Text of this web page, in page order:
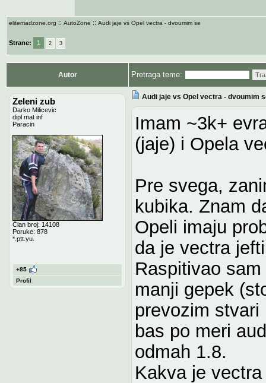
elitemadzone.org :: AutoZone :: Audi jaje vs Opel vectra - dvoumim se
Strane: 1 2 3
Autor Pretraga teme:
Zeleni zub
Darko Milicevic
dipl mat inf
Paracin
Član broj: 14108
Poruke: 878
*.ptt.yu.
+85
Profil
Audi jaje vs Opel vectra - dvoumim
Imam ~3k+
(jaje) i Opela
Pre svega,
kubika. Znam
Opeli imaju
da je vectra
Raspitivao
manji gepek
prevozim
bas po meri
odmah 1.8.
Kakva je